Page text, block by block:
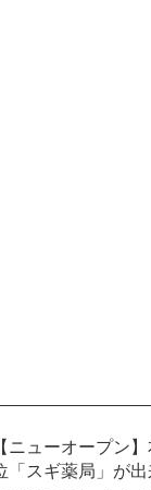
【ニューオープン
「スギ薬局」が